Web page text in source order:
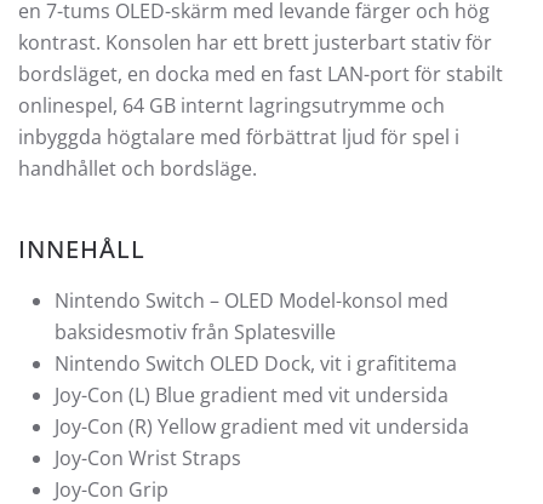
en 7-tums OLED-skärm med levande färger och hög
kontrast. Konsolen har ett brett justerbart stativ för
bordsläget, en docka med en fast LAN-port för stabilt
onlinespel, 64 GB internt lagringsutrymme och
inbyggda högtalare med förbättrat ljud för spel i
handhållet och bordsläge.
INNEHÅLL
Nintendo Switch – OLED Model-konsol med
baksidesmotiv från Splatesville
Nintendo Switch OLED Dock, vit i grafititema
Joy-Con (L) Blue gradient med vit undersida
Joy-Con (R) Yellow gradient med vit undersida
Joy-Con Wrist Straps
Joy-Con Grip